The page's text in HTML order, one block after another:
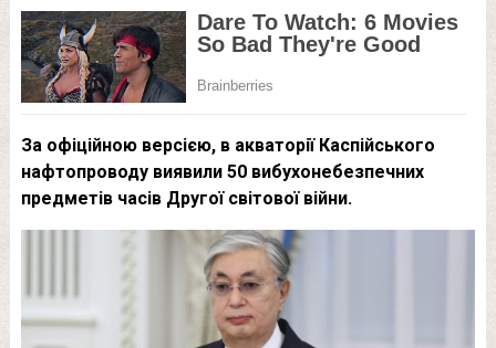
За офіційною версією, в акваторії Каспійського
нафтопроводу виявили 50 вибухонебезпечних
предметів часів Другої світової війни.